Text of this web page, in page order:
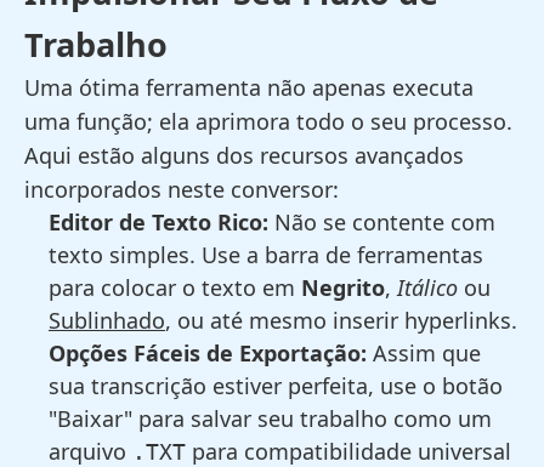
Trabalho
Uma ótima ferramenta não apenas executa
uma função; ela aprimora todo o seu processo.
Aqui estão alguns dos recursos avançados
incorporados neste conversor:
Editor de Texto Rico: Não se contente com
texto simples. Use a barra de ferramentas
para colocar o texto em Negrito, Itálico ou
Sublinhado, ou até mesmo inserir hyperlinks.
Opções Fáceis de Exportação: Assim que
sua transcrição estiver perfeita, use o botão
"Baixar" para salvar seu trabalho como um
arquivo .TXT para compatibilidade universal